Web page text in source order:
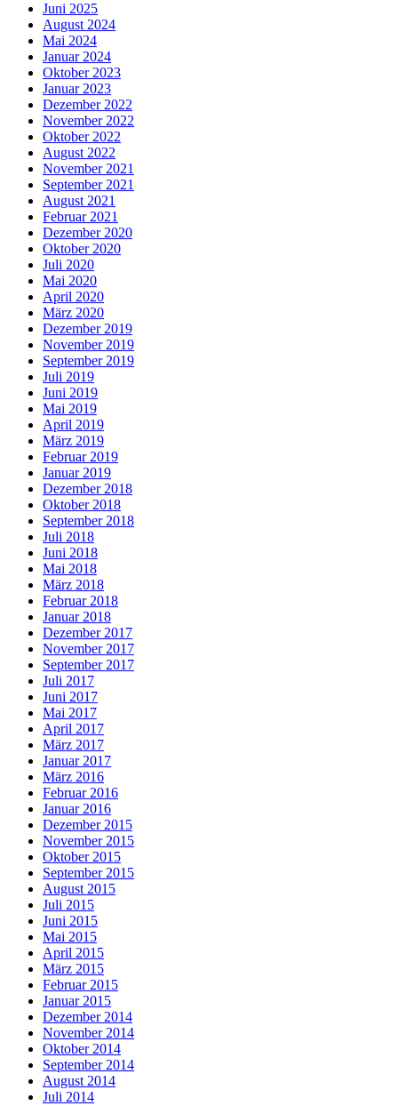
Juni 2025
August 2024
Mai 2024
Januar 2024
Oktober 2023
Januar 2023
Dezember 2022
November 2022
Oktober 2022
August 2022
November 2021
September 2021
August 2021
Februar 2021
Dezember 2020
Oktober 2020
Juli 2020
Mai 2020
April 2020
März 2020
Dezember 2019
November 2019
September 2019
Juli 2019
Juni 2019
Mai 2019
April 2019
März 2019
Februar 2019
Januar 2019
Dezember 2018
Oktober 2018
September 2018
Juli 2018
Juni 2018
Mai 2018
März 2018
Februar 2018
Januar 2018
Dezember 2017
November 2017
September 2017
Juli 2017
Juni 2017
Mai 2017
April 2017
März 2017
Januar 2017
März 2016
Februar 2016
Januar 2016
Dezember 2015
November 2015
Oktober 2015
September 2015
August 2015
Juli 2015
Juni 2015
Mai 2015
April 2015
März 2015
Februar 2015
Januar 2015
Dezember 2014
November 2014
Oktober 2014
September 2014
August 2014
Juli 2014